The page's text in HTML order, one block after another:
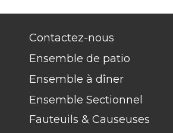
Contactez-nous
Ensemble de patio
Ensemble à dîner
Ensemble Sectionnel
Fauteuils & Causeuses